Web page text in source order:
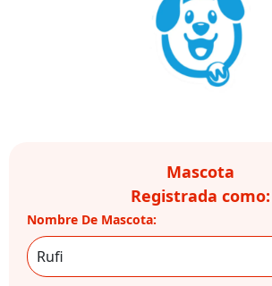
Mascota
Registrada como:
Nombre De Mascota: